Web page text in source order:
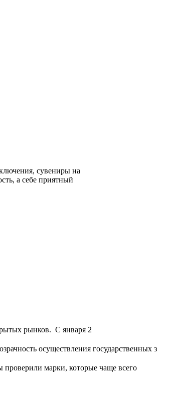
сувениры на
а себе приятный
рынков. С января 2
осуществления государственных з
марки, которые чаще всего